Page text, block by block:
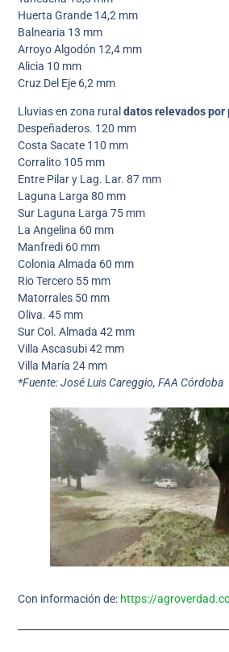
Huerta Grande 14,2 mm
Balnearia 13 mm
Arroyo Algodón 12,4 mm
Alicia 10 mm
Cruz Del Eje 6,2 mm
Lluvias en zona ruraldatos relevados por
Despeñaderos. 120 mm
Costa Sacate 110 mm
Corralito 105 mm
Entre Pilar y Lag. Lar. 87 mm
Laguna Larga 80 mm
Sur Laguna Larga 75 mm
La Angelina 60 mm
Manfredi 60 mm
Colonia Almada 60 mm
Rio Tercero 55 mm
Matorrales 50 mm
Oliva. 45 mm
Sur Col. Almada 42 mm
Villa Ascasubi 42 mm
Villa María 24 mm
*Fuente: José Luis Careggio, FAA Córdoba
Con información de: https://